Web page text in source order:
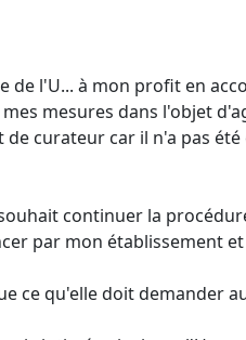
de l'U... à mon profit en
mesures dans l'objet
de curateur car il n'a pas
continuer la
par mon établissement
ce qu'elle doit demander